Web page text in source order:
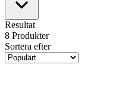
Resultat
8 Produkter
Sortera efter